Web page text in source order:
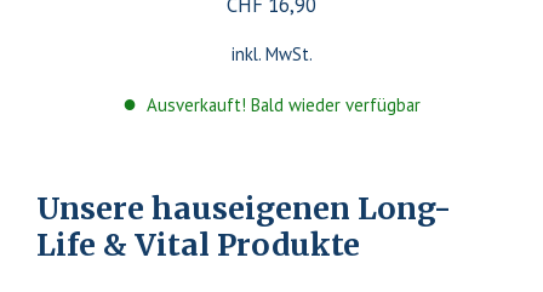
inkl. MwSt.
Ausverkauft! Bald wieder verfügbar
Unsere hauseigenen Long-
Life & Vital Produkte